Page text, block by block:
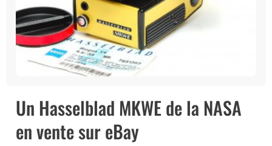
Un Hasselblad MKWE de la NASA
en vente sur eBay